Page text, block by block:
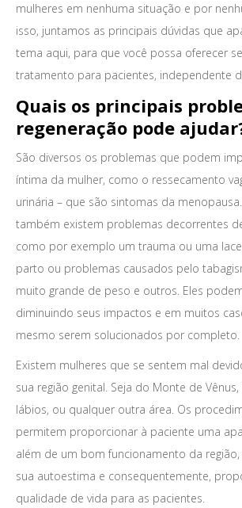
mulheres em nenhuma situação e por
isso, juntamos as principais dúvidas que
tema aqui, para que você possa oferecer
tratamento para pacientes, independente
Quais os principais
regeneração pode
São diversos os problemas que podem
íntima da mulher, como o ressecamento
urinária – que são sintomas da
também existem problemas decorrentes
como por exemplo um trauma ou uma
parto ou problemas causados pelo
muito grande de peso e outros. Eles
diminuindo seus impactos e em muitos
mesmo serem solucionados por completo.
Existem mulheres que se sentem mal
sua região genital. Seja do Monte de
lábios, ou qualquer outra área. Os
permitem proporcionar à paciente uma
além de um bom funcionamento da
sua autoestima e consequentemente,
qualidade de vida para as pacientes.